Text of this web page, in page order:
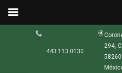
contenido
443 113 0130
294,